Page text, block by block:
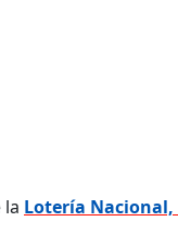
la Lotería Nacional,